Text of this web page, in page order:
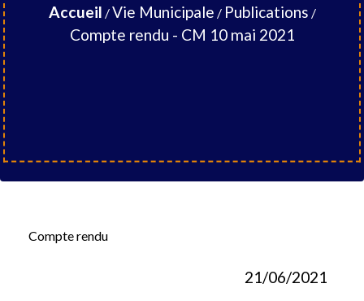
Accueil /Vie Municipale / Publications /
Compte rendu - CM 10 mai 2021
Compte rendu
21/06/2021